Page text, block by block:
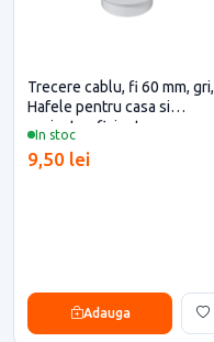
In stoc
Trecere cablu, fi 60 mm, gri,
Hafele pentru casa si
proiecte eficiente
9,50 lei
Adauga